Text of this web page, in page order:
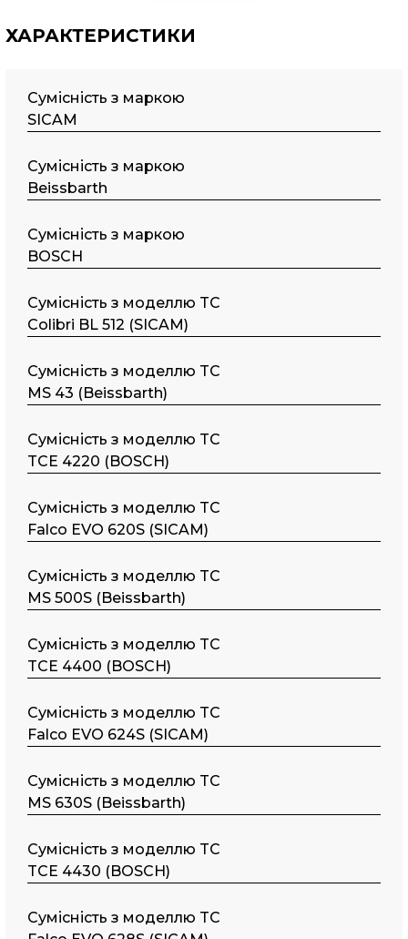
ХАРАКТЕРИСТИКИ
Сумісність з маркою
SICAM
Сумісність з маркою
Beissbarth
Сумісність з маркою
BOSCH
Сумісність з моделлю TC
Colibri BL 512 (SICAM)
Сумісність з моделлю TC
MS 43 (Beissbarth)
Сумісність з моделлю TC
TCE 4220 (BOSCH)
Сумісність з моделлю TC
Falco EVO 620S (SICAM)
Сумісність з моделлю TC
MS 500S (Beissbarth)
Сумісність з моделлю TC
TCE 4400 (BOSCH)
Сумісність з моделлю TC
Falco EVO 624S (SICAM)
Сумісність з моделлю TC
MS 630S (Beissbarth)
Сумісність з моделлю TC
TCE 4430 (BOSCH)
Сумісність з моделлю TC